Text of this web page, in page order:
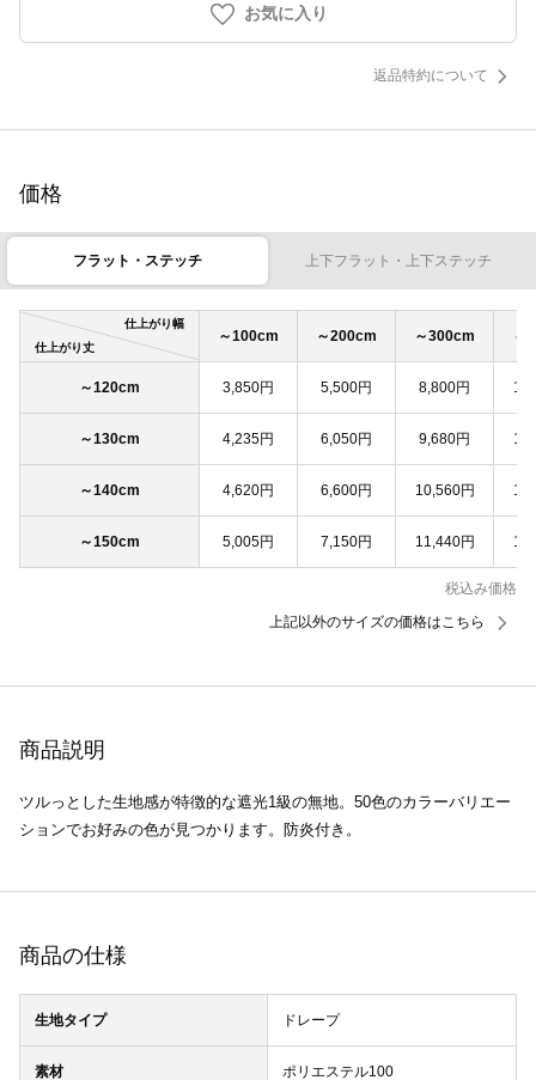
お気に入り
返品特約について
価格
フラット・ステッチ 上下フラット・上下ステッチ
仕上がり幅
仕上がり丈
～100cm ～200cm ～300cm ～
～120cm 3,850円 5,500円 8,800円
～130cm 4,235円 6,050円 9,680円
～140cm 4,620円 6,600円 10,560円
～150cm 5,005円 7,150円 11,440円
税込み価格
上記以外のサイズの価格はこちら
商品説明
ツルっとした生地感が特徴的な遮光1級の無地。50色のカラーバリエー
ションでお好みの色が見つかります。防炎付き。
商品の仕様
生地タイプ ドレープ
素材 ポリエステル100